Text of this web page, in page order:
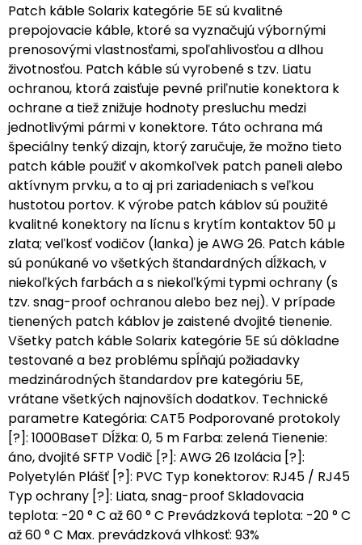
Patch káble Solarix kategórie 5E sú kvalitné
prepojovacie káble, ktoré sa vyznačujú výbornými
prenosovými vlastnosťami, spoľahlivosťou a dlhou
životnosťou. Patch káble sú vyrobené s tzv. Liatu
ochranou, ktorá zaisťuje pevné priľnutie konektora k
ochrane a tiež znižuje hodnoty presluchu medzi
jednotlivými pármi v konektore. Táto ochrana má
špeciálny tenký dizajn, ktorý zaručuje, že možno tieto
patch káble použiť v akomkoľvek patch paneli alebo
aktívnym prvku, a to aj pri zariadeniach s veľkou
hustotou portov. K výrobe patch káblov sú použité
kvalitné konektory na lícnu s krytím kontaktov 50 µ
zlata; veľkosť vodičov (lanka) je AWG 26. Patch káble
sú ponúkané vo všetkých štandardných dĺžkach, v
niekoľkých farbách a s niekoľkými typmi ochrany (s
tzv. snag-proof ochranou alebo bez nej). V prípade
tienených patch káblov je zaistené dvojité tienenie.
Všetky patch káble Solarix kategórie 5E sú dôkladne
testované a bez problému spĺňajú požiadavky
medzinárodných štandardov pre kategóriu 5E,
vrátane všetkých najnovších dodatkov. Technické
parametre Kategória: CAT5 Podporované protokoly
[?]: 1000BaseT Dĺžka: 0, 5 m Farba: zelená Tienenie:
áno, dvojité SFTP Vodič [?]: AWG 26 Izolácia [?]:
Polyetylén Plášť [?]: PVC Typ konektorov: RJ45 / RJ45
Typ ochrany [?]: Liata, snag-proof Skladovacia
teplota: -20 ° C až 60 ° C Prevádzková teplota: -20 ° C
až 60 ° C Max. prevádzková vlhkosť: 93%